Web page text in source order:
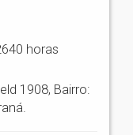
horas
1908, Bairro: